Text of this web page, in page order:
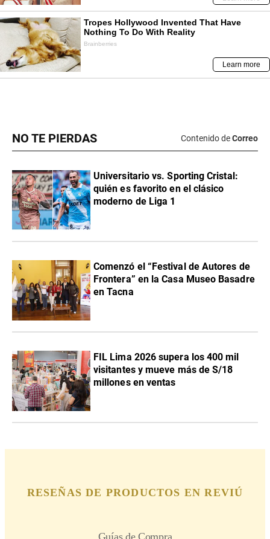
NO TE PIERDAS Contenido deCorreo
Universitario vs. Sporting Cristal:
quién es favorito en el clásico
moderno de Liga 1
Comenzó el “Festival de Autores de
Frontera” en la Casa Museo Basadre
en Tacna
FIL Lima 2026 supera los 400 mil
visitantes y mueve más de S/18
millones en ventas